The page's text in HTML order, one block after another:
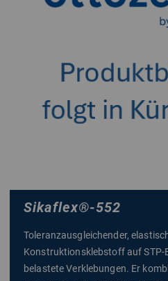
Sikaflex®-552
Toleranzausgleichender,
Konstruktionsklebstoff auf
belastete Verklebungen. Er